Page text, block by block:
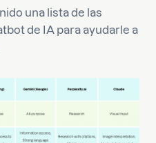
una lista de las
de IA para ayudarle a